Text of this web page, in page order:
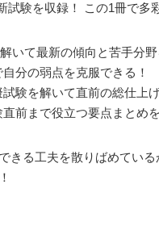
験を収録！ この1冊で多
いて最新の傾向と苦手分野
分の弱点を克服できる！
験を解いて直前の総仕上げ
前まで役立つ要点まとめ
きる工夫を散りばめている